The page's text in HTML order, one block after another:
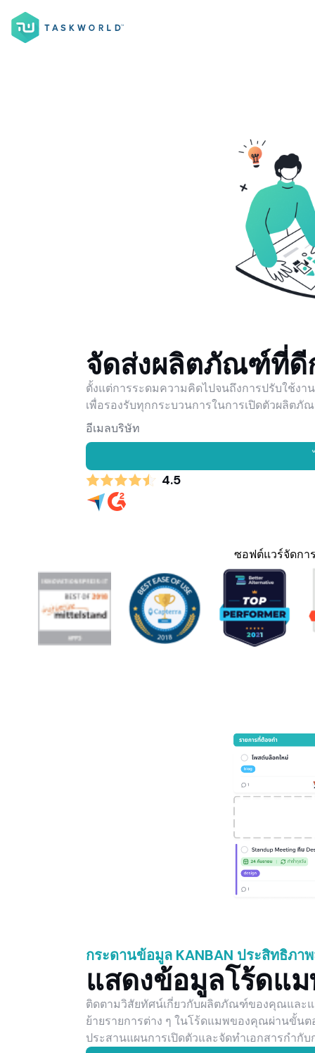
จัดส่งผลิตภัณฑ์ที่ดี
ตั้งแต่การระดมความคิดไปจนถึงการปรับใช้ง
เพื่อรองรับทุกกระบวนการในการเปิดตัวผลิต
4.5
ซอฟต์แวร์จัดกา
กระดานข้อมูล KANBAN ประสิทธิภา
แสดงข้อมูลโร้ดแ
ติดตามวิสัยทัศน์เกี่ยวกับผลิตภัณฑ์ของคุณและ
ย้ายรายการต่าง ๆ ในโร้ดแมพของคุณผ่านขั้น
ประสานแผนการเปิดตัวและจัดทำเอกสารกำ